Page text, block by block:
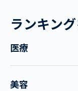
ランキン
医療
美容